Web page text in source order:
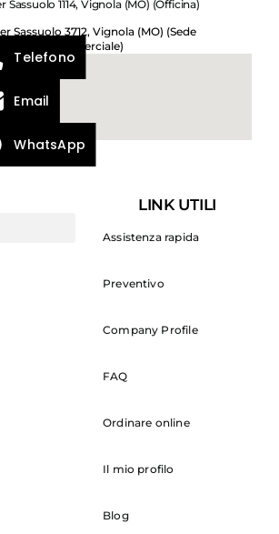
Sassuolo 1114, Vignola (MO) (Officina)
Sassuolo 3712, Vignola (MO) (Sede
Commerciale)
LINK UTILI
Assistenza rapida
Preventivo
Company Profile
FAQ
Ordinare online
Il mio profilo
Blog
Telefono
Email
WhatsApp